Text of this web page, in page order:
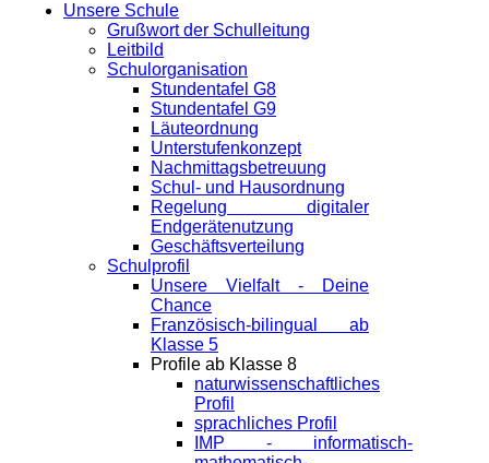
Unsere Schule
Grußwort der Schulleitung
Leitbild
Schulorganisation
Stundentafel G8
Stundentafel G9
Läuteordnung
Unterstufenkonzept
Nachmittagsbetreuung
Schul- und Hausordnung
Regelung digitaler
Endgeräte­nutzung
Geschäftsverteilung
Schulprofil
Unsere Vielfalt - Deine
Chance
Französisch-bilingual ab
Klasse 5
Profile ab Klasse 8
naturwissenschaftliches
Profil
sprachliches Profil
IMP - informatisch-